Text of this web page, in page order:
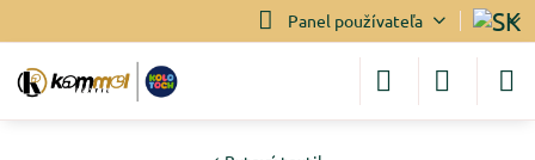
Panel používateľa